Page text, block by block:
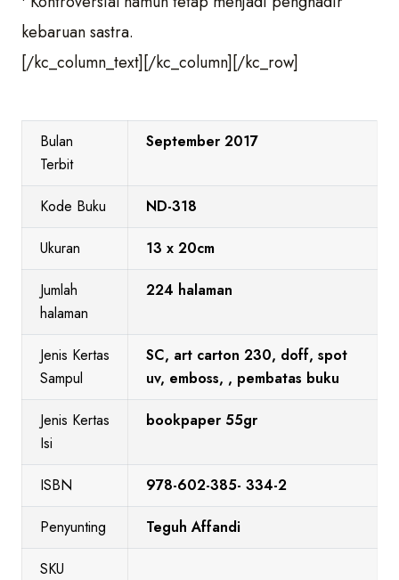
kebaruan sastra.
[/kc_column_text][/kc_column][/kc_row]
Bulan
Terbit
September 2017
Kode Buku ND-318
Ukuran 13 x 20cm
Jumlah
halaman
224 halaman
Jenis Kertas
Sampul
SC, art carton 230, doff, spot
uv, emboss, , pembatas buku
Jenis Kertas
Isi
bookpaper 55gr
ISBN 978-602-385- 334-2
Penyunting Teguh Affandi
SKU